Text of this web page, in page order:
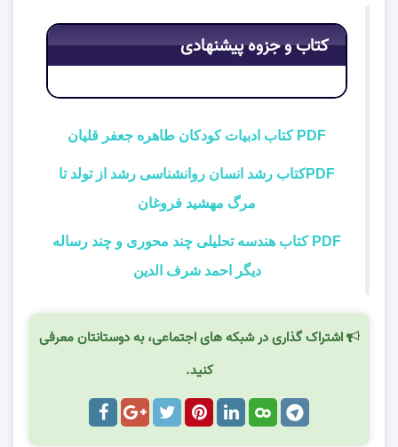
کتاب و جزوه پیشنهادی
PDF کتاب ادبیات کودکان طاهره جعفر قلیان
PDFکتاب رشد انسان روانشناسی رشد از تولد تا
مرگ مهشید فروغان
PDF کتاب هندسه تحلیلی چند محوری و چند رساله
دیگر احمد شرف الدین
اشتراک گذاری در شبکه های اجتماعی، به دوستانتان معرفی
کنید.